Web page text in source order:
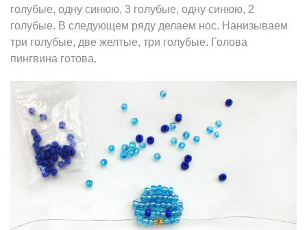
голубые, одну синюю, 3 голубые, одну синюю, 2
голубые. В следующем ряду делаем нос. Нанизываем
три голубые, две желтые, три голубые. Голова
пингвина готова.